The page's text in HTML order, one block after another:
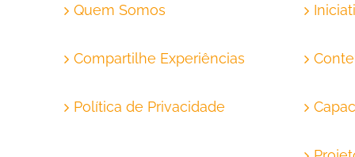
Quem Somos
Compartilhe Experiências
Política de Privacidade